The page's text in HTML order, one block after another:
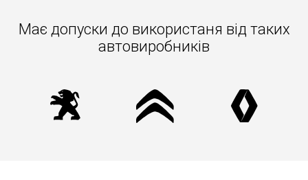
Має допуски до використаня вiд таких
автовиробників